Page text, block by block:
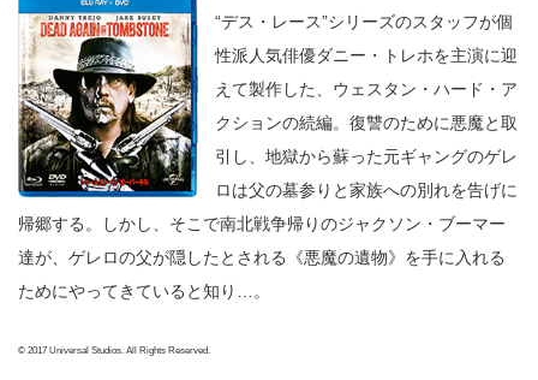
“デス・レース”シリーズのスタッフが個
性派人気俳優ダニー・トレホを主演に迎
えて製作した、ウェスタン・ハード・ア
クションの続編。復讐のために悪魔と取
引し、地獄から蘇った元ギャングのゲレ
ロは父の墓参りと家族への別れを告げに
帰郷する。しかし、そこで南北戦争帰りのジャクソン・ブーマー
達が、ゲレロの父が隠したとされる《悪魔の遺物》を手に入れる
ためにやってきていると知り…。
© 2017 Universal Studios. All Rights Reserved.